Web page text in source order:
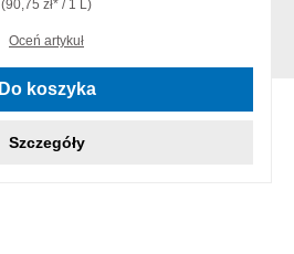
(90,75 zł* / 1 L)
Oceń artykuł
Do koszyka
Szczegóły